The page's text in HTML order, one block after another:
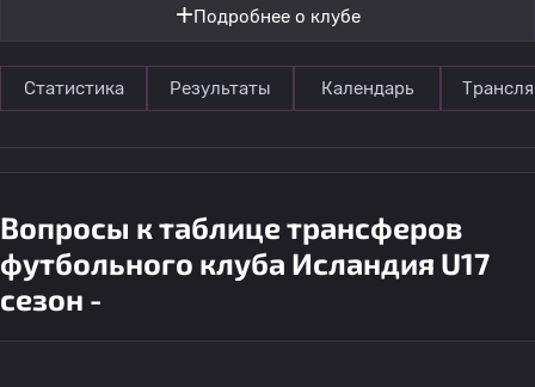
Подробнее о клубе
Статистика Результаты Календарь
Вопросы к таблице трансферов
футбольного клуба Исландия U17
сезон -